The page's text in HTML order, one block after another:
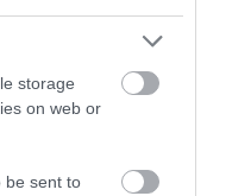
storage
on web or
be sent to
az állami
Mátrai Károlyt, az MVM
az igazgatóság elnökét